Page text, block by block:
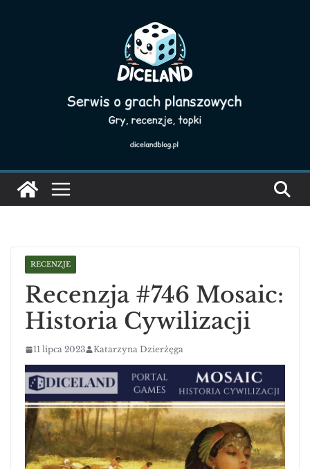
RECENZJE
Recenzja #746 Mosaic:
Historia Cywilizacji
11 lipca 2023 Katarzyna Dzierżęga